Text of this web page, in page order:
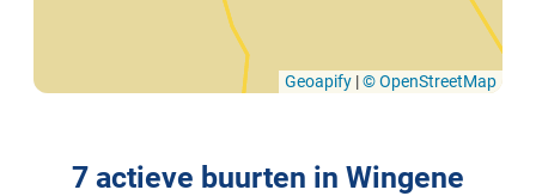
Geoapify |© OpenStreetMap
7 actieve buurten in Wingene